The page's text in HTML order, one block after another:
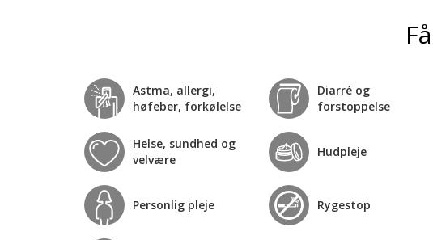
Astma, allergi,
høfeber, forkølelse
Diarré og
forstoppelse
Helse, sundhed og
velvære
Hudpleje
Personlig pleje Rygestop